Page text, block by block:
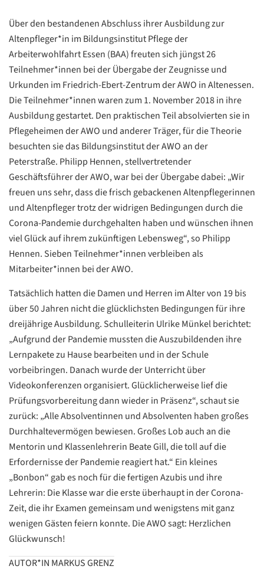
Über den bestandenen Abschluss ihrer Ausbildung zur
Altenpfleger*in im Bildungsinstitut Pflege der
Arbeiterwohlfahrt Essen (BAA) freuten sich jüngst 26
Teilnehmer*innen bei der Übergabe der Zeugnisse und
Urkunden im Friedrich-Ebert-Zentrum der AWO in Altenessen.
Die Teilnehmer*innen waren zum 1. November 2018 in ihre
Ausbildung gestartet. Den praktischen Teil absolvierten sie in
Pflegeheimen der AWO und anderer Träger, für die Theorie
besuchten sie das Bildungsinstitut der AWO an der
Peterstraße. Philipp Hennen, stellvertretender
Geschäftsführer der AWO, war bei der Übergabe dabei: „Wir
freuen uns sehr, dass die frisch gebackenen Altenpflegerinnen
und Altenpfleger trotz der widrigen Bedingungen durch die
Corona-Pandemie durchgehalten haben und wünschen ihnen
viel Glück auf ihrem zukünftigen Lebensweg“, so Philipp
Hennen. Sieben Teilnehmer*innen verbleiben als
Mitarbeiter*innen bei der AWO.
Tatsächlich hatten die Damen und Herren im Alter von 19 bis
über 50 Jahren nicht die glücklichsten Bedingungen für ihre
dreijährige Ausbildung. Schulleiterin Ulrike Münkel berichtet:
„Aufgrund der Pandemie mussten die Auszubildenden ihre
Lernpakete zu Hause bearbeiten und in der Schule
vorbeibringen. Danach wurde der Unterricht über
Videokonferenzen organisiert. Glücklicherweise lief die
Prüfungsvorbereitung dann wieder in Präsenz“, schaut sie
zurück: „Alle Absolventinnen und Absolventen haben großes
Durchhaltevermögen bewiesen. Großes Lob auch an die
Mentorin und Klassenlehrerin Beate Gill, die toll auf die
Erfordernisse der Pandemie reagiert hat.“ Ein kleines
„Bonbon“ gab es noch für die fertigen Azubis und ihre
Lehrerin: Die Klasse war die erste überhaupt in der Corona-
Zeit, die ihr Examen gemeinsam und wenigstens mit ganz
wenigen Gästen feiern konnte. Die AWO sagt: Herzlichen
Glückwunsch!
AUTOR*IN MARKUS GRENZ
Datenschutzerklärung
ZURÜCK
Datenschutzerklärung
Google
Datenschutzerklärung
Übersetzen
/
Translate
ZURÜCK